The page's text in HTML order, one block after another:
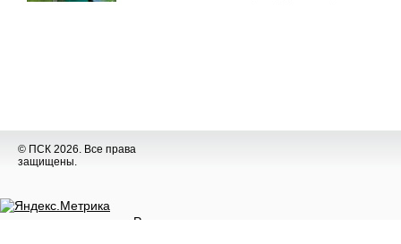
© ПСК 2026. Все права
защищены.
Разное